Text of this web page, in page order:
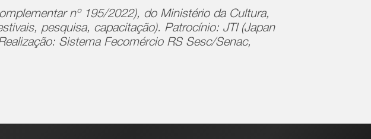
nº 195/2022), do Ministério da Cultura,
pesquisa, capacitação). Patrocínio: JTI (Japan
Sistema Fecomércio RS Sesc/Senac,